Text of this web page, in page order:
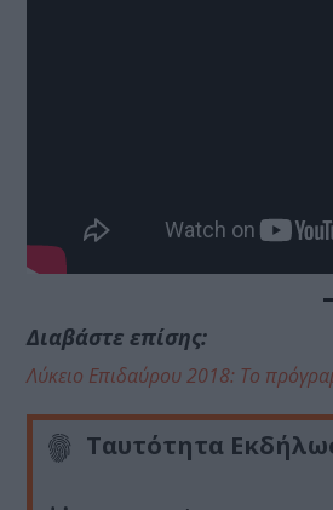
Διαβάστε επίσης:
Λύκειο Επιδαύρου 2018: Το
Ταυτότητα